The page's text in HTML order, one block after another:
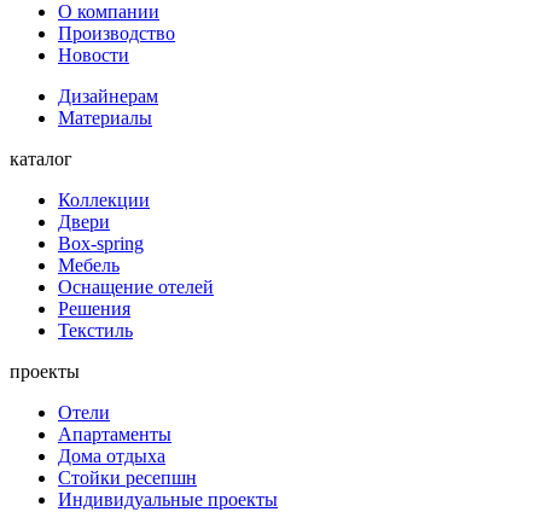
О компании
Производство
Новости
Дизайнерам
Материалы
каталог
Коллекции
Двери
Box-spring
Мебель
Оснащение отелей
Решения
Текстиль
проекты
Отели
Апартаменты
Дома отдыха
Стойки ресепшн
Индивидуальные проекты